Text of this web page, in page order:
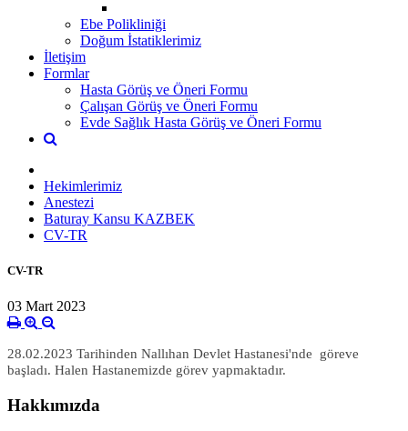
Ebe Polikliniği
Doğum İstatiklerimiz
İletişim
Formlar
Hasta Görüş ve Öneri Formu
Çalışan Görüş ve Öneri Formu
Evde Sağlık Hasta Görüş ve Öneri Formu
Hekimlerimiz
Anestezi
Baturay Kansu KAZBEK
CV-TR
CV-TR
03 Mart 2023
28.02.2023 Tarihinden Nallıhan Devlet Hastanesi'nde göreve
başladı. Halen Hastanemizde görev yapmaktadır.
Hakkımızda